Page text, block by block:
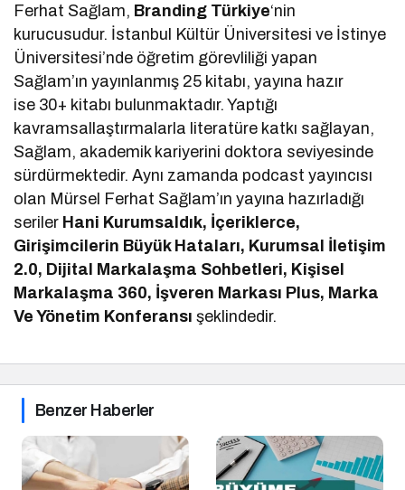
Ferhat Sağlam, Branding Türkiye‘nin
kurucusudur. İstanbul Kültür Üniversitesi ve İstinye
Üniversitesi’nde öğretim görevliliği yapan
Sağlam’ın yayınlanmış 25 kitabı, yayına hazır
ise 30+ kitabı bulunmaktadır. Yaptığı
kavramsallaştırmalarla literatüre katkı sağlayan,
Sağlam, akademik kariyerini doktora seviyesinde
sürdürmektedir. Aynı zamanda podcast yayıncısı
olan Mürsel Ferhat Sağlam’ın yayına hazırladığı
seriler Hani Kurumsaldık, İçeriklerce,
Girişimcilerin Büyük Hataları, Kurumsal İletişim
2.0, Dijital Markalaşma Sohbetleri, Kişisel
Markalaşma 360, İşveren Markası Plus, Marka
Ve Yönetim Konferansı şeklindedir.
Benzer Haberler